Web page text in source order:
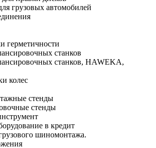
грузовых автомобилей
герметичности
станков
станков, HAWEKA,
колес
стенды
стенды
в кредит
шиномонтажа.